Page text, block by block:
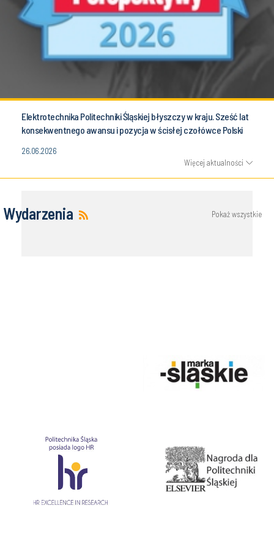
Elektrotechnika Politechniki Śląskiej błyszczy w kraju. Sześć lat
konsekwentnego awansu i pozycja w ścisłej czołówce Polski
26.06.2026
Więcej aktualności
Wydarzenia Pokaż wszystkie